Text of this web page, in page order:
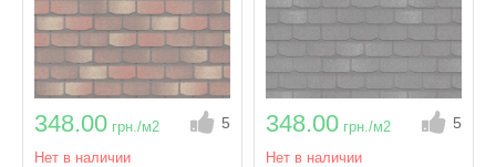
348.00 грн./м2 5
Нет в наличии
348.00 грн./м2 5
Нет в наличии